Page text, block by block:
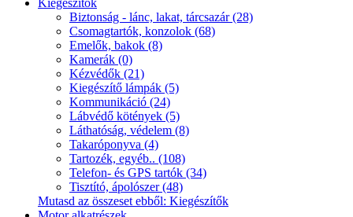
Kiegészítők
Biztonság - lánc, lakat, tárcsazár (28)
Csomagtartók, konzolok (68)
Emelők, bakok (8)
Kamerák (0)
Kézvédők (21)
Kiegészítő lámpák (5)
Kommunikáció (24)
Lábvédő kötények (5)
Láthatóság, védelem (8)
Takaróponyva (4)
Tartozék, egyéb.. (108)
Telefon- és GPS tartók (34)
Tisztító, ápolószer (48)
Mutasd az összeset ebből: Kiegészítők